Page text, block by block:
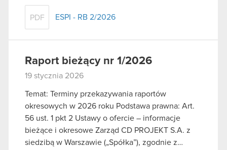
PDF ESPI - RB 2/2026
Raport bieżący nr 1/2026
19 stycznia 2026
Temat: Terminy przekazywania raportów
okresowych w 2026 roku Podstawa prawna: Art.
56 ust. 1 pkt 2 Ustawy o ofercie – informacje
bieżące i okresowe Zarząd CD PROJEKT S.A. z
siedzibą w Warszawie („Spółka”), zgodnie z…